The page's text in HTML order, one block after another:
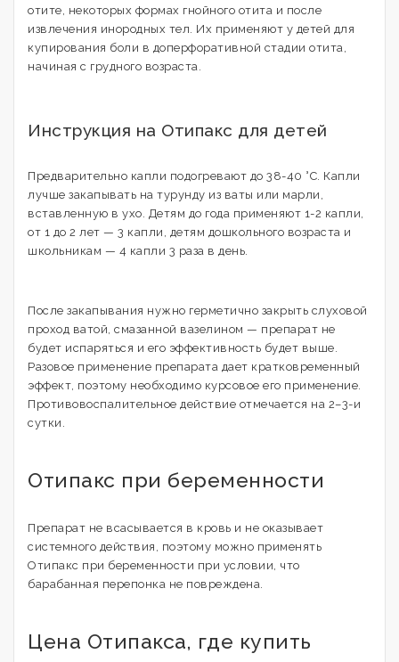
отите, некоторых формах гнойного отита и после
извлечения инородных тел. Их применяют у детей для
купирования боли в доперфоративной стадии отита,
начиная с грудного возраста.
Инструкция на Отипакс для детей
Предварительно капли подогревают до 38-40 °С. Капли
лучше закапывать на турунду из ваты или марли,
вставленную в ухо. Детям до года применяют 1-2 капли,
от 1 до 2 лет — 3 капли, детям дошкольного возраста и
школьникам — 4 капли 3 раза в день.
После закапывания нужно герметично закрыть слуховой
проход ватой, смазанной вазелином — препарат не
будет испаряться и его эффективность будет выше.
Разовое применение препарата дает кратковременный
эффект, поэтому необходимо курсовое его применение.
Противовоспалительное действие отмечается на 2–3-и
сутки.
Отипакс при беременности
Препарат не всасывается в кровь и не оказывает
системного действия, поэтому можно применять
Отипакс при беременности при условии, что
барабанная перепонка не повреждена.
Цена Отипакса, где купить